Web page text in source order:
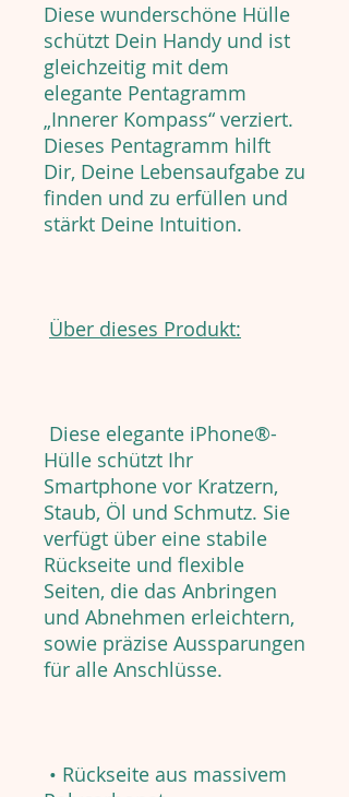
Diese wunderschöne Hülle
schützt Dein Handy und ist
gleichzeitig mit dem
elegante Pentagramm
„Innerer Kompass“ verziert.
Dieses Pentagramm hilft
Dir, Deine Lebensaufgabe zu
finden und zu erfüllen und
stärkt Deine Intuition.
Über dieses Produkt:
Diese elegante iPhone®-
Hülle schützt Ihr
Smartphone vor Kratzern,
Staub, Öl und Schmutz. Sie
verfügt über eine stabile
Rückseite und flexible
Seiten, die das Anbringen
und Abnehmen erleichtern,
sowie präzise Aussparungen
für alle Anschlüsse.
• Rückseite aus massivem